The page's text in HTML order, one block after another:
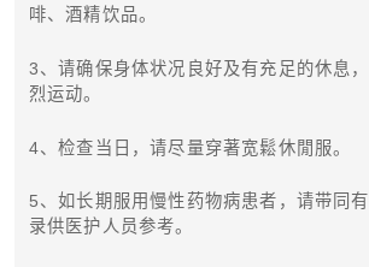
啡、酒精饮品。
3、请确保身体状况良好及有充足的休息
烈运动。
4、检查当日，请尽量穿著宽鬆休閒服。
5、如长期服用慢性药物病患者，请带同
录供医护人员参考。